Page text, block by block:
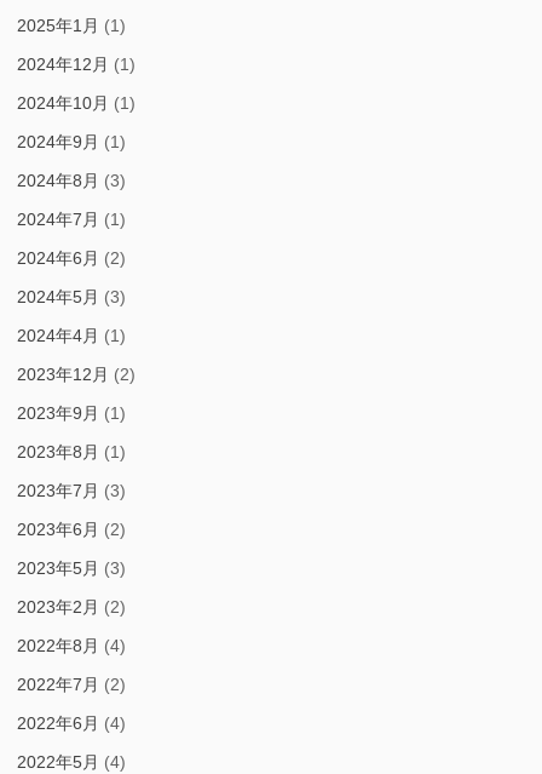
2025年1月 (1)
2024年12月 (1)
2024年10月 (1)
2024年9月 (1)
2024年8月 (3)
2024年7月 (1)
2024年6月 (2)
2024年5月 (3)
2024年4月 (1)
2023年12月 (2)
2023年9月 (1)
2023年8月 (1)
2023年7月 (3)
2023年6月 (2)
2023年5月 (3)
2023年2月 (2)
2022年8月 (4)
2022年7月 (2)
2022年6月 (4)
2022年5月 (4)